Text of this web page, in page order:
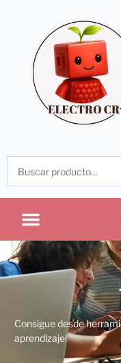
Consigue desde
aprendizaje!